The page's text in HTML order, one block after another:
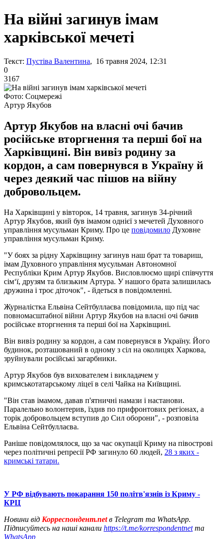
На війні загинув імам
харківської мечеті
Текст: Пустіва Валентина, 16 травня 2024, 12:31
0
3167
Фото: Соцмережі
Артур Якубов
Артур Якубов на власні очі бачив
російське вторгнення та перші бої на
Харківщині. Він вивіз родину за
кордон, а сам повернувся в Україну й
через деякий час пішов на війну
добровольцем.
На Харківщині у вівторок, 14 травня, загинув 34-річний
Артур Якубов, який був імамом однієї з мечетей Духовного
управління мусульман Криму. Про це повідомило Духовне
управління мусульман Криму.
"У боях за рідну Харківщину загинув наш брат та товариш,
імам Духовного управління мусульман Автономної
Республіки Крим Артур Якубов. Висловлюємо щирі співчуття
сім‘ї, друзям та близьким Артура. У нашого брата залишилась
дружина і троє діточок", - йдеться в повідомленні.
Журналістка Ельвіна Сейтбуллаєва повідомила, що під час
повномасштабної війни Артур Якубов на власні очі бачив
російське вторгнення та перші бої на Харківщині.
Він вивіз родину за кордон, а сам повернувся в Україну. Його
будинок, розташований в одному з сіл на околицях Харкова,
зруйнували російські загарбники.
Артур Якубов був вихователем і викладачем у
кримськотатарському ліцеї в селі Чайка на Київщині.
"Він став імамом, давав п'ятничні намази і настанови.
Паралельно волонтерив, їздив по прифронтових регіонах, а
торік добровольцем вступив до Сил оборони", - розповіла
Ельвіна Сейтбуллаєва.
Раніше повідомлялося, що за час окупації Криму на півострові
через політичні репресії РФ загинуло 60 людей, 28 з яких -
кримські татари.
У РФ відбувають покарання 150 політв'язнів із Криму -
КРЦ
Новини від Корреспондент.netв Telegram та WhatsApp.
Підписуйтесь на наші канали https://t.me/korrespondentnetта
WhatsApp